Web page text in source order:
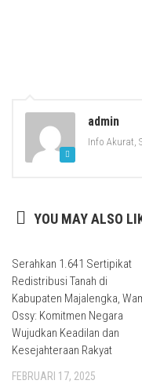
admin
Info Akurat,
YOU MAY ALSO
Serahkan 1.641 Sertipikat
Redistribusi Tanah di
Kabupaten Majalengka,
Ossy: Komitmen Negara
Wujudkan Keadilan dan
Kesejahteraan Rakyat
FEBRUARI 17, 2025